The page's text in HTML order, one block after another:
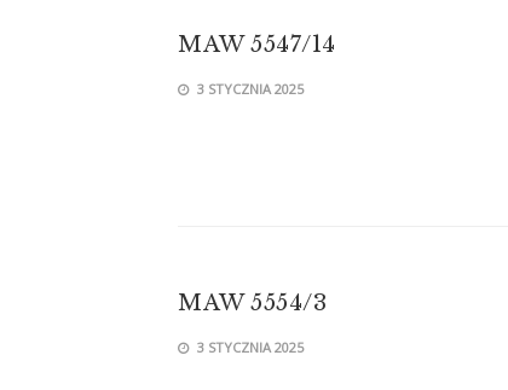
MAW 5547/14
3 STYCZNIA 2025
MAW 5554/3
3 STYCZNIA 2025